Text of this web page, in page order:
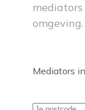
omgeving.
Mediators